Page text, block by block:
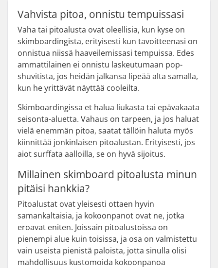
Vahvista pitoa, onnistu tempuissasi
Vaha tai pitoalusta ovat oleellisia, kun kyse on
skimboardingista, erityisesti kun tavoitteenasi on
onnistua niissä haaveilemissasi tempuissa. Edes
ammattilainen ei onnistu laskeutumaan pop-
shuvitista, jos heidän jalkansa lipeää alta samalla,
kun he yrittävät näyttää cooleilta.
Skimboardingissa et halua liukasta tai epävakaata
seisonta-aluetta. Vahaus on tarpeen, ja jos haluat
vielä enemmän pitoa, saatat tällöin haluta myös
kiinnittää jonkinlaisen pitoalustan. Erityisesti, jos
aiot surffata aalloilla, se on hyvä sijoitus.
Millainen skimboard pitoalusta minun
pitäisi hankkia?
Pitoalustat ovat yleisesti ottaen hyvin
samankaltaisia, ja kokoonpanot ovat ne, jotka
eroavat eniten. Joissain pitoalustoissa on
pienempi alue kuin toisissa, ja osa on valmistettu
vain useista pienistä paloista, jotta sinulla olisi
mahdollisuus kustomoida kokoonpanoa